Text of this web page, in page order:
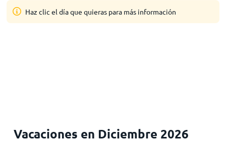
Haz clic el día que quieras para más información
Vacaciones en Diciembre 2026